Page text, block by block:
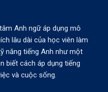
tâm Anh ngữ áp dụng mô
lâu dài của học viên làm
năng tiếng Anh như một
biết cách áp dụng tiếng
và cuộc sống.